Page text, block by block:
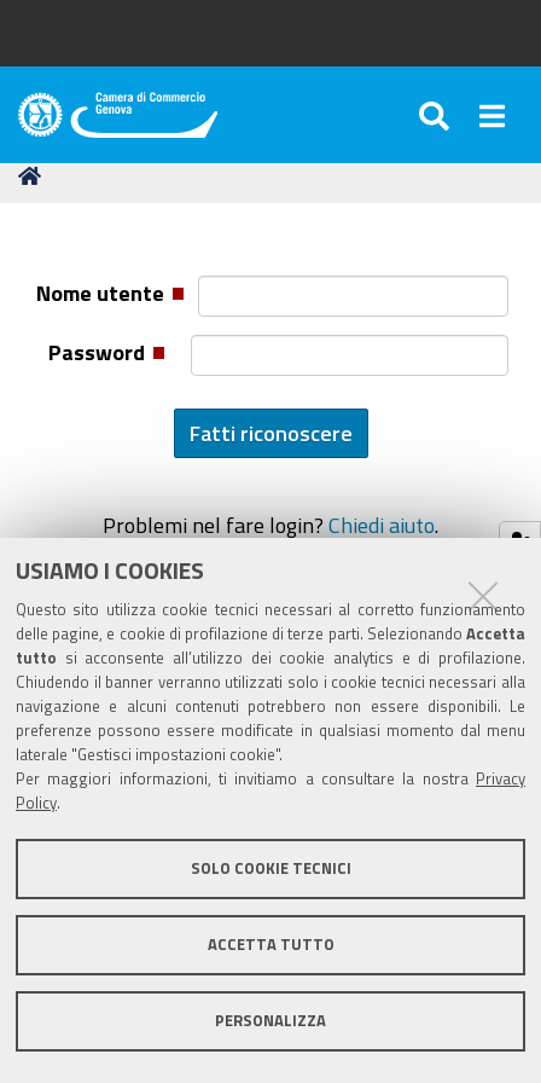
USIAMO I COOKIES
Questo sito utilizza cookie tecnici necessari al corretto funzionamento
delle pagine, e cookie di profilazione di terze parti. Selezionando Accetta
tutto si acconsente all’utilizzo dei cookie analytics e di profilazione.
Chiudendo il banner verranno utilizzati solo i cookie tecnici necessari alla
navigazione e alcuni contenuti potrebbero non essere disponibili. Le
preferenze possono essere modificate in qualsiasi momento dal menu
laterale "Gestisci impostazioni cookie".
Per maggiori informazioni, ti invitiamo a consultare la nostra
Privacy
Policy
SOLO COOKIE TECNICI
ACCETTA TUTTO
PERSONALIZZA
Camera
Commercio
Tu
Nome utente
Password
Problemi nel fare login? Chiedi aiuto